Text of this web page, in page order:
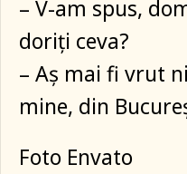
– V-am spus,
doriți ceva?
– Aș mai fi vrut
mine, din
Foto Envato